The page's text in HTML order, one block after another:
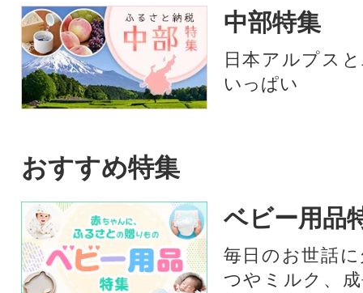
中部特集
日本アルプス
いっぱい
おすすめ特集
ベビー用品
毎日のお世話
つやミルク、